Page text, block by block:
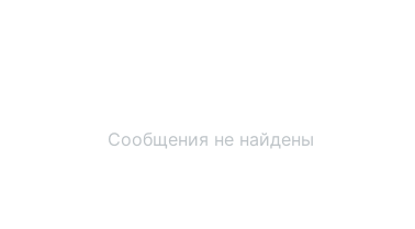
Сообщения не найдены